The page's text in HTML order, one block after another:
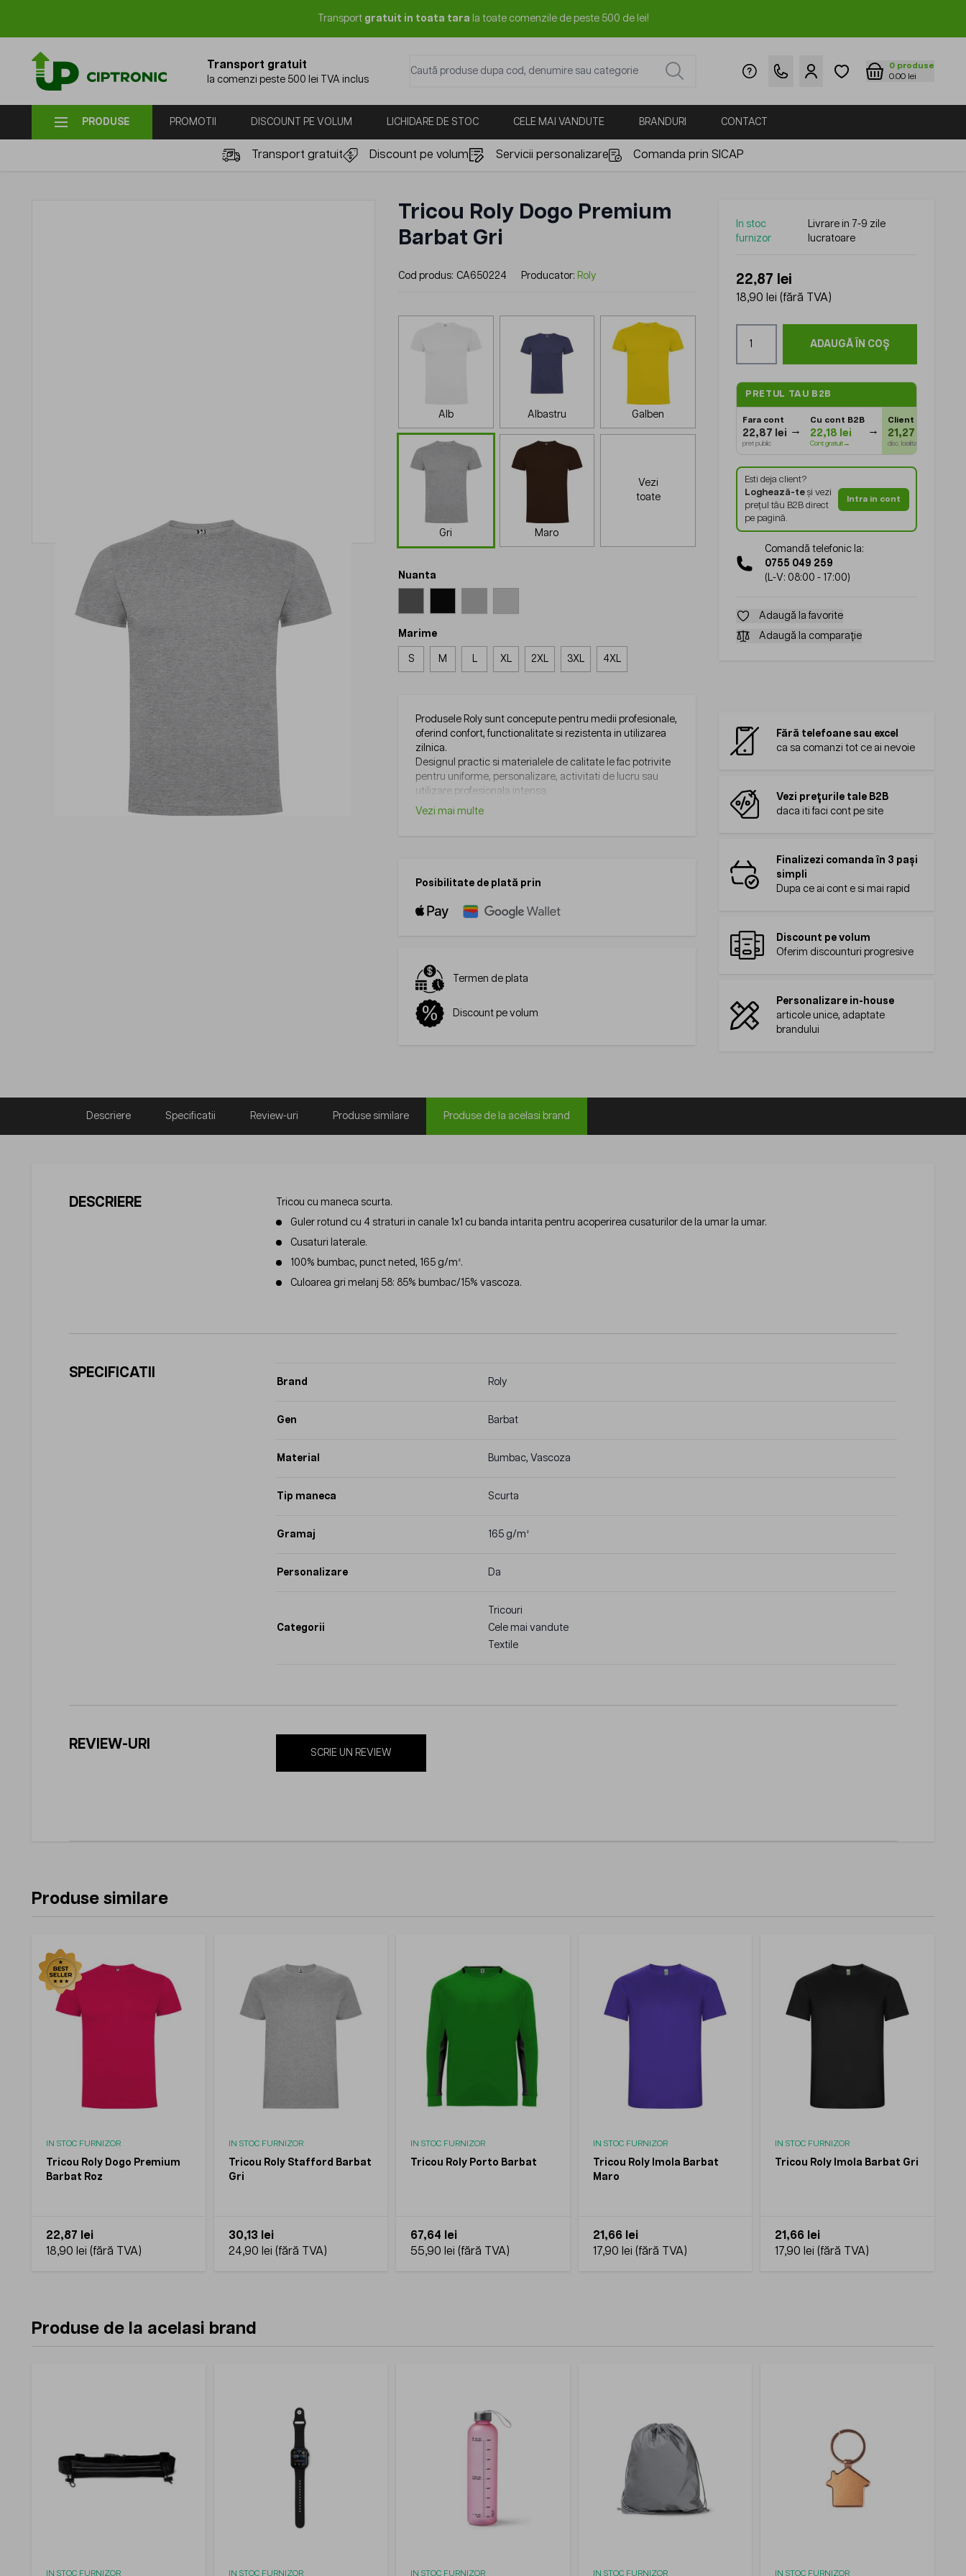
Transport gratuit in toata tara la toate comenzile de peste 500 de lei!
Transport gratuit
la comenzi peste 500 lei TVA inclus
0 produse
0.00 lei
PRODUSE PROMOTII DISCOUNT PE VOLUM LICHIDARE DE STOC CELE MAI VANDUTE BRANDURI CONTACT
Transport gratuit Discount pe volum Servicii personalizare Comanda prin SICAP
Tricou Roly Dogo Premium
Barbat Gri
Cod produs: CA650224 Producator: Roly
Alb Albastru Galben
Gri Maro
Vezi
toate
Nuanta
Marime
S M XL 2XL 3XL 4XL
Produsele Roly sunt concepute pentru medii profesionale,
oferind confort, functionalitate si rezistenta in utilizarea
zilnica.
Designul practic si materialele de calitate le fac potrivite
pentru uniforme, personalizare, activitati de lucru sau
utilizare profesionala intensa.
Vezi mai multe
In stoc
furnizor
Livrare in 7-9 zile
lucratoare
22,87 lei
18,90 lei (fără TVA)
ADAUGĂ ÎN COȘ
PRETUL TAU B2B
Fara cont
22,87 lei
pret public
Cu cont B2B
22,18 lei
Cont gratuit→
Client Gold
21,27 lei
disc. loialitate
Esti deja client?
Loghează-teși vezi
prețul tău B2B direct
pe pagină.
Intra in cont
Comandă telefonic la:
0755 049 259
(L-V: 08:00 - 17:00)
Adaugă la favorite
Adaugă la comparație
Fără telefoane sau excel
ca sa comanzi tot ce ai nevoie
Vezi prețurile tale B2B
daca iti faci cont pe site
Finalizezi comanda în 3 pași
simpli
Dupa ce ai cont e si mai rapid
Discount pe volum
Oferim discounturi progresive
Personalizare in-house
articole unice, adaptate
brandului
Posibilitate de plată prin
Termen de plata
Discount pe volum
Descriere Specificatii Review-uri Produse similare Produse de la acelasi brand
DESCRIERE
Tricou cu maneca scurta.
Guler rotund cu 4 straturi in canale 1x1 cu banda intarita pentru acoperirea cusaturilor de la umar la umar.
Cusaturi laterale.
100% bumbac, punct neted, 165 g/m².
Culoarea gri melanj 58: 85% bumbac/15% vascoza.
SPECIFICATII
Brand Roly
Gen Barbat
Material Bumbac, Vascoza
Tip maneca Scurta
Gramaj 165 g/m²
Personalizare Da
Categorii
Tricouri
Cele mai vandute
Textile
REVIEW-URI
SCRIE UN REVIEW
Produse similare
IN STOC FURNIZOR
Tricou Roly Dogo Premium
Barbat Roz
22,87 lei
18,90 lei
IN STOC FURNIZOR
Tricou Roly Stafford Barbat
Gri
30,13 lei
24,90 lei
IN STOC FURNIZOR
Tricou Roly Porto Barbat
67,64 lei
55,90 lei
IN STOC FURNIZOR
Tricou Roly Imola Barbat
Maro
21,66 lei
17,90 lei
IN STOC FURNIZOR
Tricou Roly Imola Barbat Gri
21,66 lei
17,90 lei
Produse de la acelasi brand
IN STOC FURNIZOR IN STOC FURNIZOR IN STOC FURNIZOR IN STOC FURNIZOR IN STOC FURNIZOR